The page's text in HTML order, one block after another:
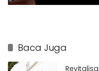
Baca Juga